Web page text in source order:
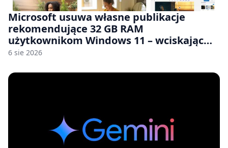
Microsoft usuwa własne publikacje
rekomendujące 32 GB RAM
użytkownikom Windows 11 – wciskając
nam przy tym komputery z 8 GB RAM po
6 sie 2026